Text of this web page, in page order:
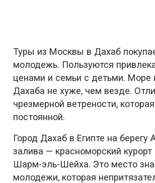
Туры из Москвы в Дахаб
молодежь. Пользуются
ценами и семьи с детьми. Море
Дахаба не хуже, чем везде.
чрезмерной ветрености,
постоянной.
Город Дахаб в Египте на берегу
залива — красноморский
Шарм-эль-Шейха. Это место
молодежи, которая